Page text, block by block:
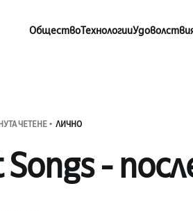
ОбществоТехнологии
ЧЕТЕНЕ ЛИЧНО
-